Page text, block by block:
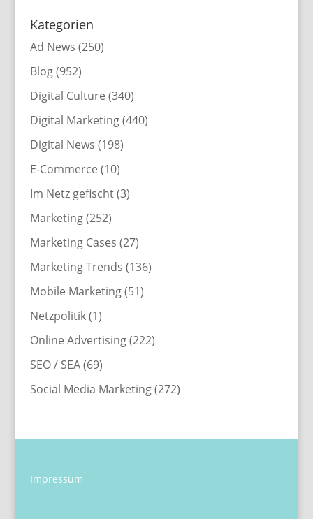
Kategorien
Ad News (250)
Blog(952)
Digital Culture (340)
Digital Marketing(440)
Digital News (198)
E-Commerce (10)
Im Netz gefischt(3)
Marketing(252)
Marketing Cases (27)
Marketing Trends (136)
Mobile Marketing(51)
Netzpolitik(1)
Online Advertising(222)
SEO / SEA(69)
Social Media Marketing(272)
Impressum